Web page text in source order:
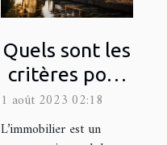
Quels sont les
critères pour
être éligible à
la Loi Pinel
1 août 2023 02:18
L’immobilier est un